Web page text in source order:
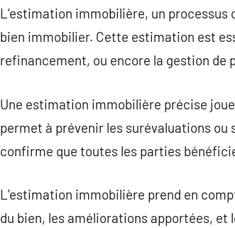
L’estimation immobilière, un processus
bien immobilier. Cette estimation est
refinancement, ou encore la gestion de
Une estimation immobilière précise
permet à prévenir les surévaluations
confirme que toutes les parties
L’estimation immobilière prend en
du bien, les améliorations apportées,